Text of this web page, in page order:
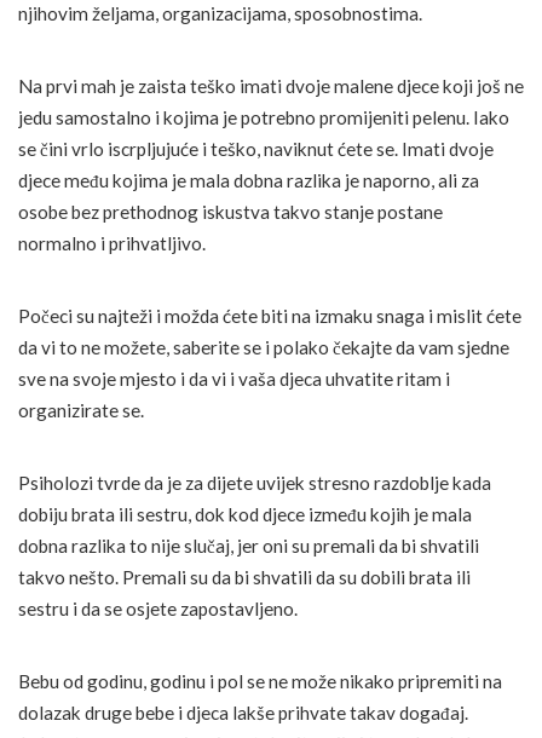
njihovim željama, organizacijama, sposobnostima.
Na prvi mah je zaista teško imati dvoje malene djece koji još ne
jedu samostalno i kojima je potrebno promijeniti pelenu. Iako
se čini vrlo iscrpljujuće i teško, naviknut ćete se. Imati dvoje
djece među kojima je mala dobna razlika je naporno, ali za
osobe bez prethodnog iskustva takvo stanje postane
normalno i prihvatljivo.
Počeci su najteži i možda ćete biti na izmaku snaga i mislit ćete
da vi to ne možete, saberite se i polako čekajte da vam sjedne
sve na svoje mjesto i da vi i vaša djeca uhvatite ritam i
organizirate se.
Psiholozi tvrde da je za dijete uvijek stresno razdoblje kada
dobiju brata ili sestru, dok kod djece između kojih je mala
dobna razlika to nije slučaj, jer oni su premali da bi shvatili
takvo nešto. Premali su da bi shvatili da su dobili brata ili
sestru i da se osjete zapostavljeno.
Bebu od godinu, godinu i pol se ne može nikako pripremiti na
dolazak druge bebe i djeca lakše prihvate takav događaj.